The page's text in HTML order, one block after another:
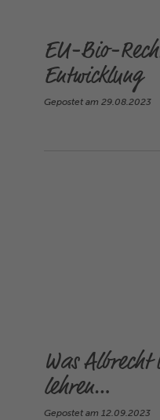
EU-Bio-
Entwicklung
Gepostet am 29.08.2023
Was Albrecht
lehren…
Gepostet am 12.09.2023